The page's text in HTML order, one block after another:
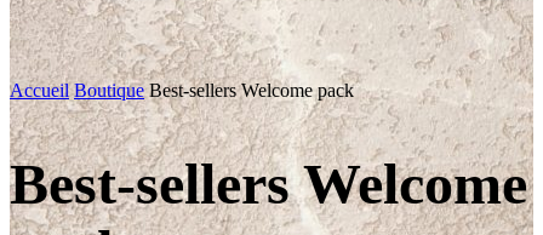
Accueil Boutique Best-sellers Welcome pack
Best-sellers Welcome